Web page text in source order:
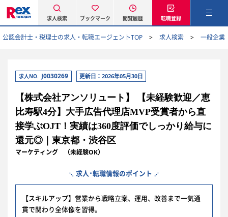
求人検索 ブックマーク 閲覧履歴 転職登録
公認会計士・税理士の求人・転職エージェントTOP 求人検索 一般企業
求人NO. J0030269 更新日：2026年05月30日
【株式会社アンソリュート】 【未経験歓迎／恵
比寿駅4分】大手広告代理店MVP受賞者から直
接学ぶOJT！実績は360度評価でしっかり給与に
還元◎｜東京都・渋谷区
マーケティング （未経験OK）
求人･転職情報のポイント
【スキルアップ】営業から戦略立案、運用、改善まで一気通
貫で関わり全体像を習得。